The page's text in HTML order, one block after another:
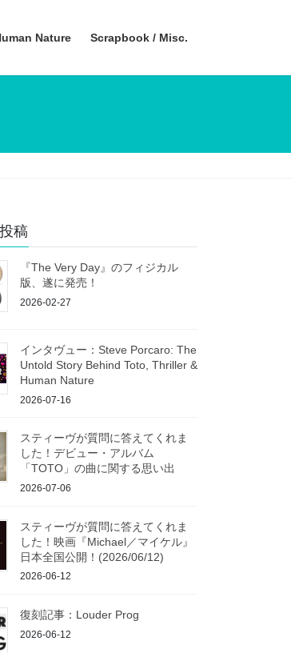
Nature Scrapbook / Misc.
稿
『The Very Day』のフィジカル
版、遂に発売！
2026-02-27
インタヴュー：Steve Porcaro: The
Untold Story Behind Toto, Thriller &
Human Nature
2026-07-16
スティーヴが質問に答えてくれま
した！デビュー・アルバム
「TOTO」の曲に関する思い出
2026-07-06
スティーヴが質問に答えてくれま
した！映画『Michael／マイケル』
日本全国公開！(2026/06/12)
2026-06-12
復刻記事：Louder Prog
2026-06-12